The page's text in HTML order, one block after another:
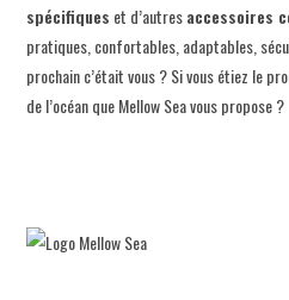
spécifiques et d’autresaccessoires
pratiques, confortables, adaptables,
prochain c’était vous ? Si vous étiez le
de l’océan que Mellow Sea vous propose ?